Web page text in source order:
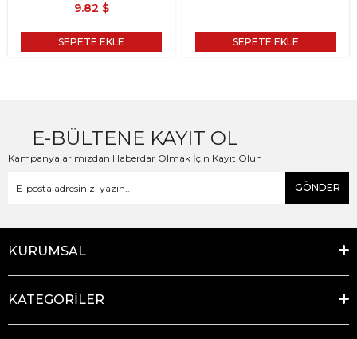
9.82 $
SEPETE EKLE SEPETE EKLE
E-BÜLTENE KAYIT OL
Kampanyalarımızdan Haberdar Olmak İçin Kayıt Olun
GÖNDER
KURUMSAL
KATEGORİLER